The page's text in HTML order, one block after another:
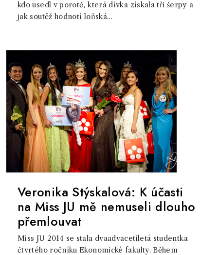
kdo usedl v porotě, která dívka získala tři šerpy a
jak soutěž hodnotí loňská...
Veronika Stýskalová: K účasti
na Miss JU mě nemuseli dlouho
přemlouvat
Miss JU 2014 se stala dvaadvacetiletá studentka
čtvrtého ročníku Ekonomické fakulty. Během